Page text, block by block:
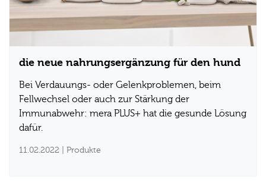
die neue nahrungsergänzung für den hund
Bei Verdauungs- oder Gelenkproblemen, beim
Fellwechsel oder auch zur Stärkung der
Immunabwehr: mera PLUS+ hat die gesunde Lösung
dafür.
11.02.2022 | Produkte